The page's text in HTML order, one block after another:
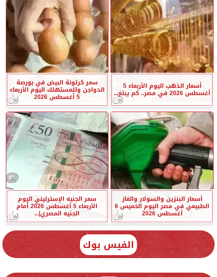
أسعار الذهب اليوم الأربعاء 5
أغسطس 2026 في مصر.. كم يبلغ...
سعر كرتونة البيض في بورصة
الدواجن وللمستهلك اليوم الأربعاء
5 أغسطس 2026
أسعار البنزين والسولار والغاز
الطبيعي في مصر اليوم الخميس 6
أغسطس 2026
سعر الجنيه الإسترليني اليوم
الأربعاء 5 أغسطس 2026 أمام
الجنيه المصري|...
الفيس بوك